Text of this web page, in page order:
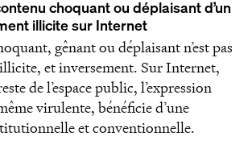
choquant ou déplaisant d’un
illicite sur Internet
gênant ou déplaisant n’est pas
et inversement. Sur Internet,
de l’espace public, l’expression
virulente, bénéficie d’une
et conventionnelle.